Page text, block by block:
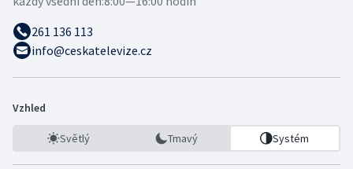
261 136 113
info@ceskatelevize.cz
Vzhled
Světlý Tmavý Systém